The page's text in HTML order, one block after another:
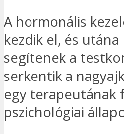
A hormonális
kezdik el, és
segítenek a
serkentik a
egy terapeutának
pszichológiai